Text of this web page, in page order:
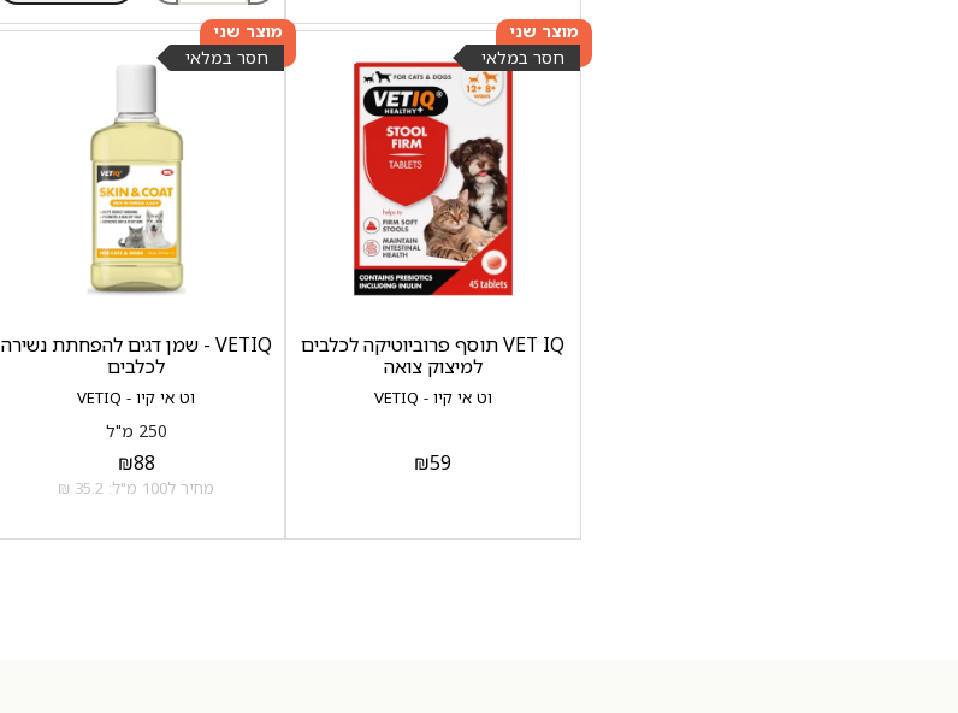
מוצר שני
ב-20%
הנחה
חסר במלאי
וט אי קיו - VETIQ
VET IQ תוסף פרוביוטיקה לכלבים
למיצוק צואה
₪59
מוצר שני
ב-20%
הנחה
חסר במלאי
וט אי קיו - VETIQ
VETIQ - שמן דגים להפחתת נשירה
לכלבים
250 מ"ל
₪88
מחיר ל100 מ"ל: 35.2 ₪